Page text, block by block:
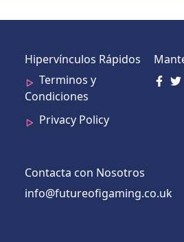
Hipervínculos Rápidos
Terminos y
Condiciones
Privacy Policy
Contacta con Nosotros
info@futureofigaming.co.uk